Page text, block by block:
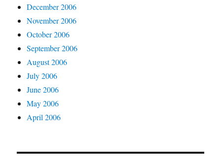
December 2006
November 2006
October 2006
September 2006
August 2006
July 2006
June 2006
May 2006
April 2006